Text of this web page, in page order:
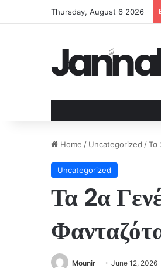
Thursday, August 6 2026
Home / Uncategorized /Τα
Uncategorized
Τα 2α
Mounir June 12, 2026